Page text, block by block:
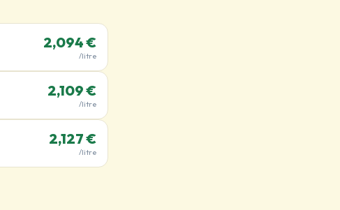
2,094 €
/litre
2,109 €
/litre
2,127 €
/litre